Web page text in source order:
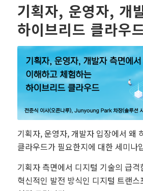
기획자, 운영자, 개
하이브리드 클라우
기획자, 운영자, 개발자 입장에서 왜
클라우드가 필요한지에 대한 세미나
기획자 측면에서 디지털 기술의 급
혁신적인 발전 방식인 디지털 트랜